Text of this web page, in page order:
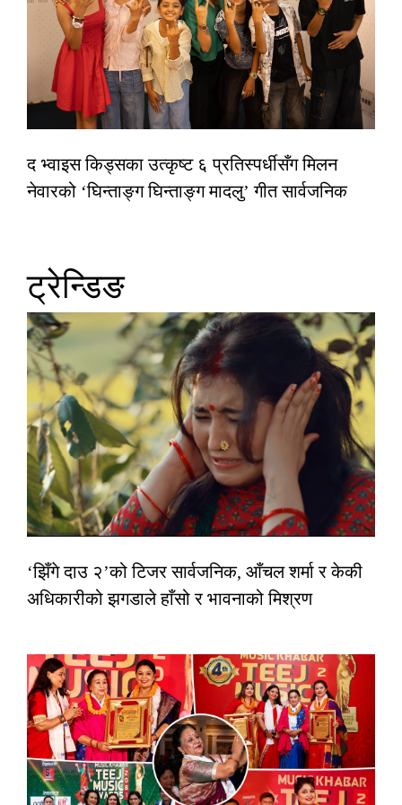
द भ्वाइस किड्सका उत्कृष्ट ६ प्रतिस्पर्धीसँग मिलन
नेवारको ‘घिन्ताङ्ग घिन्ताङ्ग मादलु’ गीत सार्वजनिक
ट्रेन्डिङ
‘झिँगे दाउ २’को टिजर सार्वजनिक, आँचल शर्मा र केकी
अधिकारीको झगडाले हाँसो र भावनाको मिश्रण